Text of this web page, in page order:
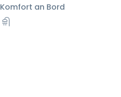
Komfort an Bord